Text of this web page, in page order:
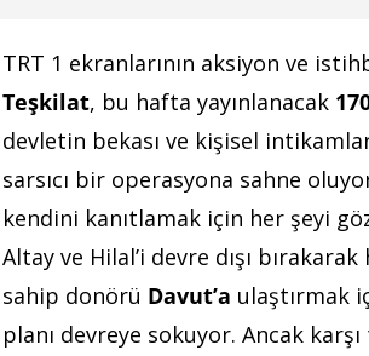
TRT 1 ekranlarının aksiyon ve
Teşkilat, bu hafta yayınlanacak
devletin bekası ve kişisel
sarsıcı bir operasyona sahne
kendini kanıtlamak için her şeyi
Altay ve Hilal’i devre dışı
sahip donörü Davut’a ulaştırmak
planı devreye sokuyor. Ancak